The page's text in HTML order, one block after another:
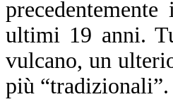
ultimi 19 anni.
vulcano, un
più “tradizionali”.